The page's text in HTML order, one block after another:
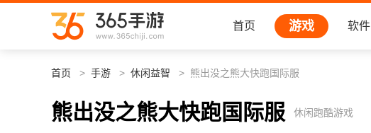
首页 游戏 软件
首页 手游 休闲益智 熊出没之熊大快跑国际服
熊出没之熊大快跑国际服 休闲跑酷游戏